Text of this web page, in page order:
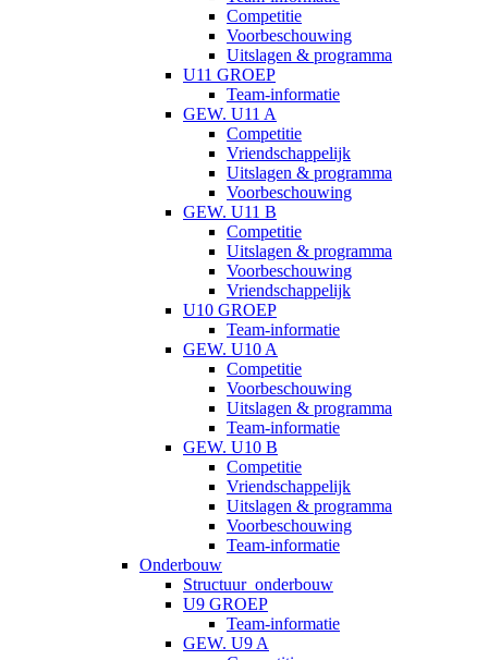
Competitie
Voorbeschouwing
Uitslagen & programma
U11 GROEP
Team-informatie
GEW. U11 A
Competitie
Vriendschappelijk
Uitslagen & programma
Voorbeschouwing
GEW. U11 B
Competitie
Uitslagen & programma
Voorbeschouwing
Vriendschappelijk
U10 GROEP
Team-informatie
GEW. U10 A
Competitie
Voorbeschouwing
Uitslagen & programma
Team-informatie
GEW. U10 B
Competitie
Vriendschappelijk
Uitslagen & programma
Voorbeschouwing
Team-informatie
Onderbouw
Structuur_onderbouw
U9 GROEP
Team-informatie
GEW. U9 A